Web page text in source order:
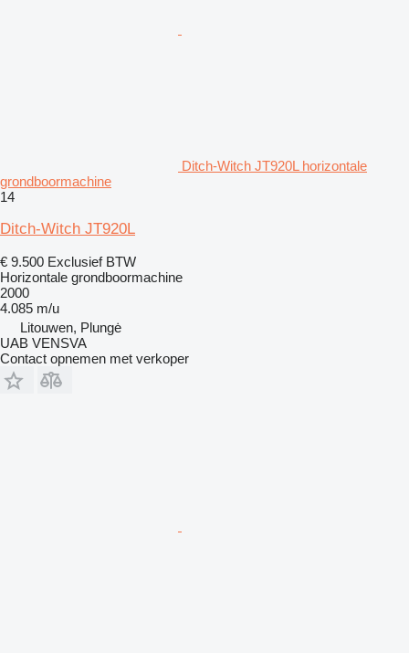
Ditch-Witch JT920L horizontale
grondboormachine
14
Ditch-Witch JT920L
€ 9.500 Exclusief BTW
Horizontale grondboormachine
2000
4.085 m/u
Litouwen, Plungė
UAB VENSVA
Contact opnemen met verkoper